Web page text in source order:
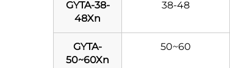
GYTA-38-
48Xn
38-48
GYTA-
50~60Xn
50~60